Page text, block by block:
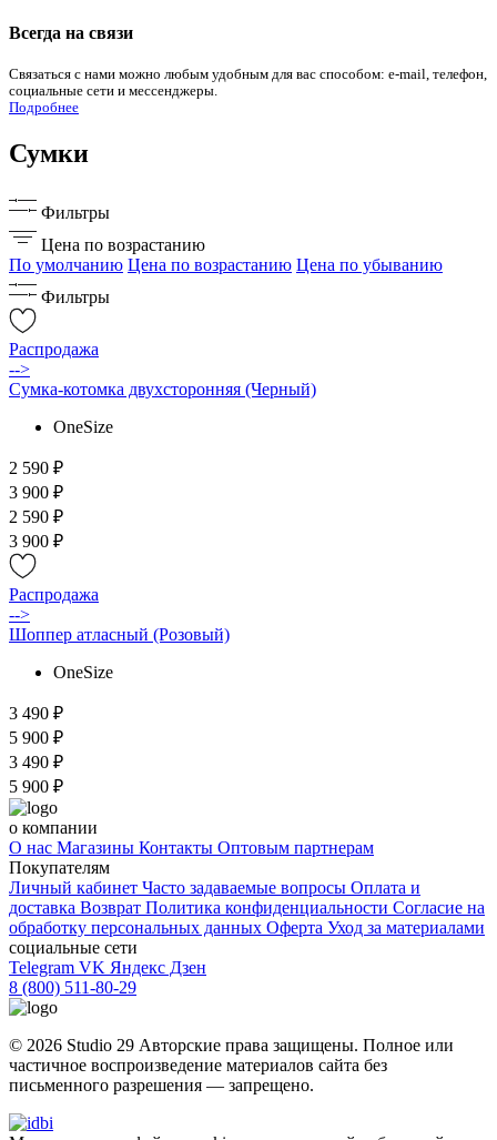
Всегда на связи
Связаться с нами можно любым удобным для вас способом: e-mail, телефон,
социальные сети и мессенджеры.
Подробнее
Сумки
Фильтры
Цена по возрастанию
По умолчанию Цена по возрастанию Цена по убыванию
Фильтры
Распродажа
-->
Сумка-котомка двухсторонняя (Черный)
OneSize
2 590 ₽
3 900 ₽
2 590 ₽
3 900 ₽
Распродажа
-->
Шоппер атласный (Розовый)
OneSize
3 490 ₽
5 900 ₽
3 490 ₽
5 900 ₽
о компании
О нас Магазины Контакты Оптовым партнерам
Покупателям
Личный кабинет Часто задаваемые вопросы Оплата и
доставка Возврат Политика конфиденциальности Согласие на
обработку персональных данных Оферта Уход за материалами
социальные сети
Telegram VK Яндекс Дзен
8 (800) 511-80-29
© 2026 Studio 29 Авторские права защищены. Полное или
частичное воспроизведение материалов cайта без
письменного разрешения — запрещено.